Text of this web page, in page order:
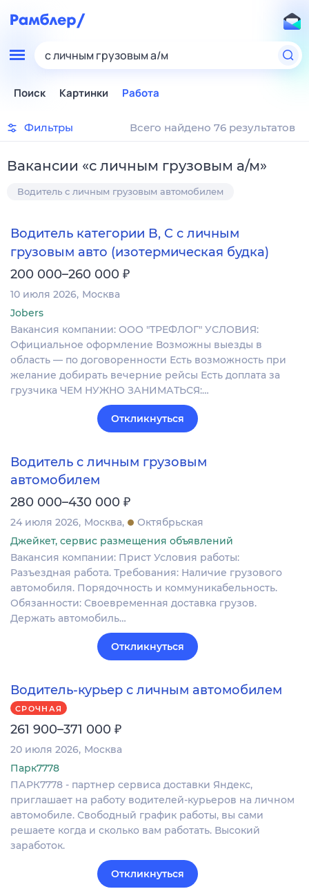
с личным грузовым а/м
Поиск Картинки Работа
Фильтры Всего найдено 76 результатов
Вакансии «с личным грузовым а/м»
Водитель с личным грузовым автомобилем
Водитель категории B, C с личным
грузовым авто (изотермическая будка)
200 000–260 000 ₽
10 июля 2026 Москва
Jobers
Вакансия компании: ООО "ТРЕФЛОГ" УСЛОВИЯ:
Официальное оформление Возможны выезды в
область — по договоренности Есть возможность при
желание добирать вечерние рейсы Есть доплата за
грузчика ЧЕМ НУЖНО ЗАНИМАТЬСЯ:…
Откликнуться
Водитель с личным грузовым
автомобилем
280 000–430 000 ₽
24 июля 2026 Москва
Октябрьская
Джейкет, сервис размещения объявлений
Вакансия компании: Прист Условия работы:
Разъездная работа. Требования: Наличие грузового
автомобиля. Порядочность и коммуникабельность.
Обязанности: Своевременная доставка грузов.
Держать автомобиль…
Откликнуться
Водитель-курьер с личным автомобилем
СРОЧНАЯ
261 900–371 000 ₽
20 июля 2026 Москва
Парк7778
ПАРК7778 - партнер сервиса доставки Яндекс,
приглашает на работу водителей-курьеров на личном
автомобиле. Свободный график работы, вы сами
решаете когда и сколько вам работать. Высокий
заработок.
Откликнуться